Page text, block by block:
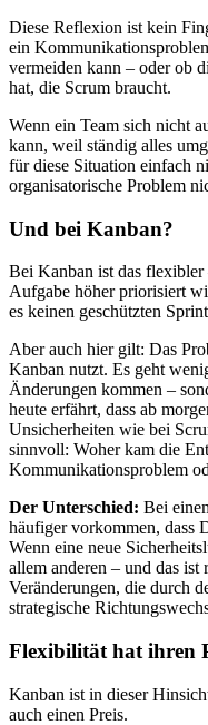
Diese Reflexion ist kein
ein
vermeiden kann – oder ob
hat, die Scrum braucht.
Wenn ein Team sich nicht
kann, weil ständig alles
für diese Situation einfach
organisatorische Problem
Und bei Kanban?
Bei Kanban ist das
Aufgabe höher priorisiert
es keinen geschützten
Aber auch hier gilt: Das
Kanban nutzt. Es geht
Änderungen kommen –
heute erfährt, dass ab
Unsicherheiten wie bei
sinnvoll: Woher kam die
Kommunikationsproblem
Der Unterschied: Bei
häufiger vorkommen, dass
Wenn eine neue
allem anderen – und das
Veränderungen, die durch
strategische
Flexibilität hat ihren
Kanban ist in dieser
auch einen Preis.